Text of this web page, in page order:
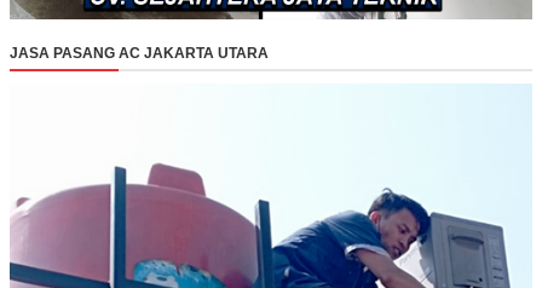
JASA PASANG AC JAKARTA UTARA